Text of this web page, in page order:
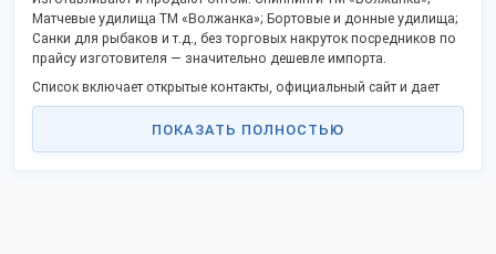
Матчевые удилища ТМ «Волжанка»; Бортовые и донные удилища;
Санки для рыбаков и т.д., без торговых накруток посредников по
прайсу изготовителя — значительно дешевле импорта.
Список включает открытые контакты, официальный сайт и дает
возможность сделать заказ напрямую, стать партнером в Вашем
Российские производственные фирмы активно включились в
ПОКАЗАТЬ ПОЛНОСТЬЮ